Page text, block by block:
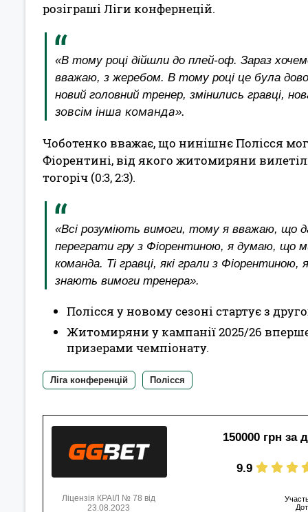
розіграші Ліги конфернецій.
«В тому році дійшли до плей-оф. Зараз
вважаю, з жеребом. В тому році це була
новий головний тренер, змінились гравці,
зовсім інша команда».
Чоботенко вважає, що нинішнє Полісся
Фіорентині, від якого житомиряни
тогоріч (0:3, 2:3).
«Всі розуміють вимоги, тому я вважаю, що
переграти гру з Фіорентиною, я думаю, що
команда. Ті гравці, які грали з
знають вимоги тренера».
Полісся у новому сезоні стартує з
Житомиряни у кампанії 2025/26
призерами чемпіонату.
Ліга конференцій Полісся
150000 грн за
9.9
Ліцензія КРАІЛ № 78 від
23.08.2023